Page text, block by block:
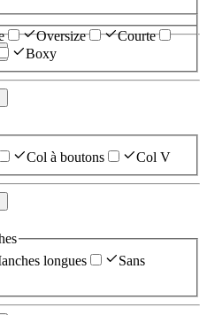
Oversize
Courte
Boxy
Col à boutons Col V
longues
Sans